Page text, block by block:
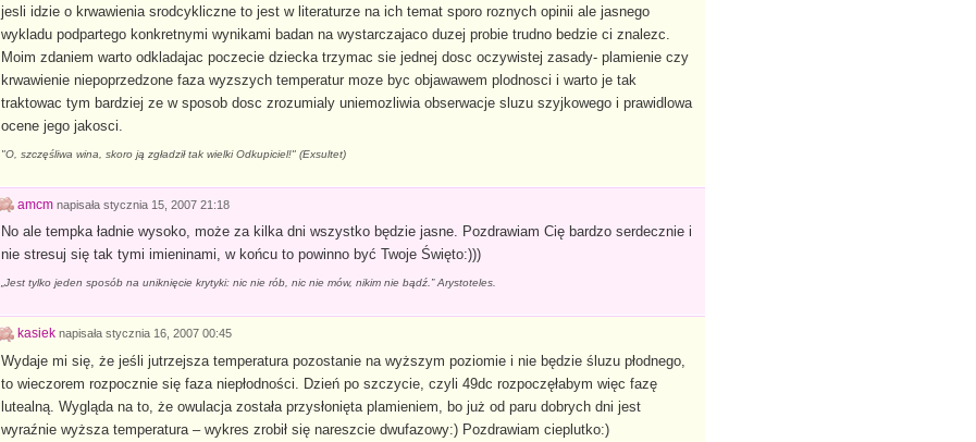
jesli idzie o krwawienia srodcykliczne to jest w literaturze na ich temat sporo roznych opinii ale jasnego
wykladu podpartego konkretnymi wynikami badan na wystarczajaco duzej probie trudno bedzie ci znalezc.
Moim zdaniem warto odkladajac poczecie dziecka trzymac sie jednej dosc oczywistej zasady- plamienie czy
krwawienie niepoprzedzone faza wyzszych temperatur moze byc objawawem plodnosci i warto je tak
traktowac tym bardziej ze w sposob dosc zrozumialy uniemozliwia obserwacje sluzu szyjkowego i prawidlowa
ocene jego jakosci.
"O, szczęśliwa wina, skoro ją zgładził tak wielki Odkupiciel!" (Exsultet)
amcm napisała stycznia 15, 2007 21:18
No ale tempka ładnie wysoko, może za kilka dni wszystko będzie jasne. Pozdrawiam Cię bardzo serdecznie i
nie stresuj się tak tymi imieninami, w końcu to powinno być Twoje Święto:)))
„Jest tylko jeden sposób na uniknięcie krytyki: nic nie rób, nic nie mów, nikim nie bądź.” Arystoteles.
kasiek napisała stycznia 16, 2007 00:45
Wydaje mi się, że jeśli jutrzejsza temperatura pozostanie na wyższym poziomie i nie będzie śluzu płodnego,
to wieczorem rozpocznie się faza niepłodności. Dzień po szczycie, czyli 49dc rozpoczęłabym więc fazę
lutealną. Wygląda na to, że owulacja została przysłonięta plamieniem, bo już od paru dobrych dni jest
wyraźnie wyższa temperatura – wykres zrobił się nareszcie dwufazowy:) Pozdrawiam cieplutko:)